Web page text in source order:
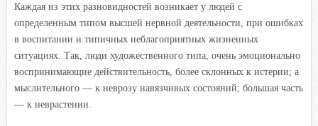
Каждая из этих разновидностей возникает у людей с
определенным типом высшей нервной деятельности, при ошибках
в воспитании и типичных неблагоприятных жизненных
ситуациях. Так, люди художественного типа, очень эмоционально
воспринимающие действительность, более склонных к истерии; а
мыслительного — к неврозу навязчивых состояний; большая часть
— к неврастении.